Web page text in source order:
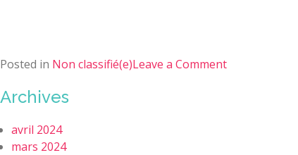
Posted in Non classifié(e)Leave a Comment
Archives
avril 2024
mars 2024